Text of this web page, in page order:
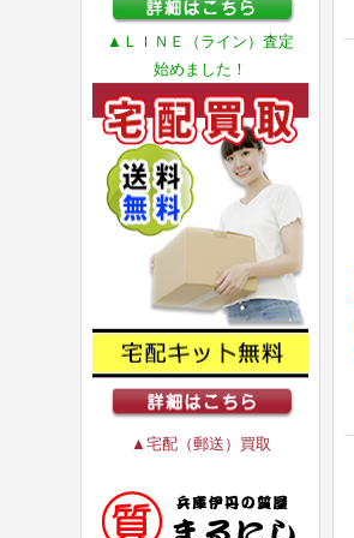
▲ＬＩＮＥ（ライン）査定
始めました！
▲宅配（郵送）買取